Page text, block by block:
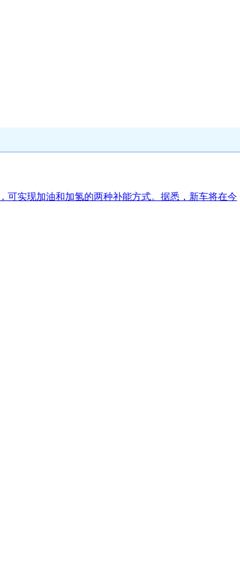
可实现加油和加氢的两种补能方式。据悉，新车将在今